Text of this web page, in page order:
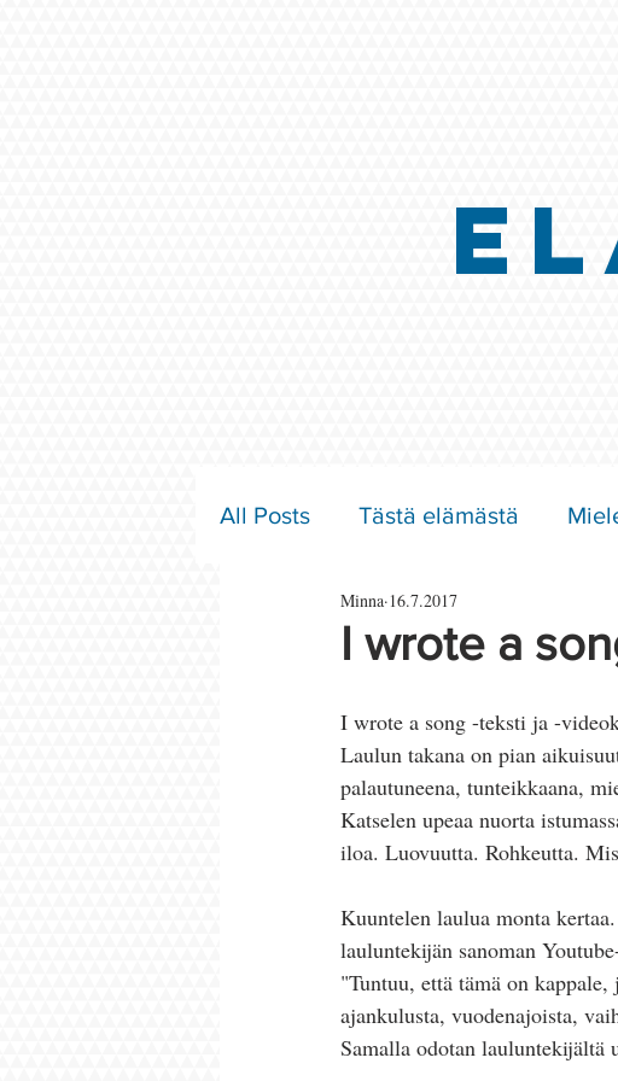
All Posts Tästä elämästä
Parisuhde ja rakkaus
I wrote a
Minna 16.7.2017
I wrote a song -teksti ja -
Laulun takana on pian
palautuneena, tunteikkaana,
Katselen upeaa nuorta
iloa. Luovuutta. Rohkeutta.
Kuuntelen laulua monta
lauluntekijän sanoman
"Tuntuu, että tämä on
ajankulusta, vuodenajoista,
Samalla odotan lauluntekijältä